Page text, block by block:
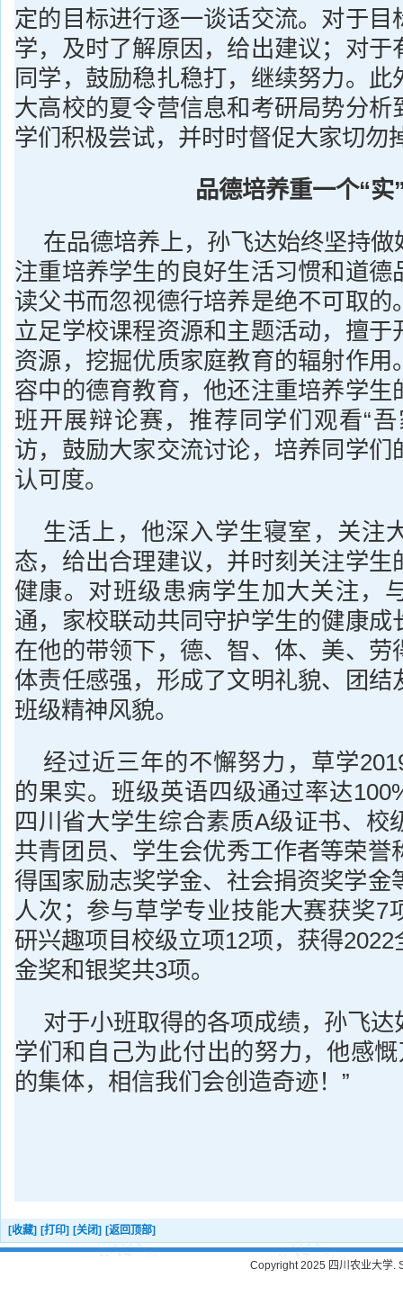
定的目标进行逐一谈话交流。对于目
学，及时了解原因，给出建议；对于
同学，鼓励稳扎稳打，继续努力。此
大高校的夏令营信息和考研局势分析
学们积极尝试，并时时督促大家切勿
品德培养重一个“实
在品德培养上，孙飞达始终坚持
注重培养学生的良好生活习惯和道德
读父书而忽视德行培养是绝不可取的
立足学校课程资源和主题活动，擅于
资源，挖掘优质家庭教育的辐射作用
容中的德育教育，他还注重培养学生
班开展辩论赛，推荐同学们观看“
访，鼓励大家交流讨论，培养同学们
认可度。
生活上，他深入学生寝室，关注
态，给出合理建议，并时刻关注学生
健康。对班级患病学生加大关注，
通，家校联动共同守护学生的健康成
在他的带领下，德、智、体、美、劳
体责任感强，形成了文明礼貌、团结
班级精神风貌。
经过近三年的不懈努力，草学
的果实。班级英语四级通过率达
四川省大学生综合素质A级证书、校
共青团员、学生会优秀工作者等荣誉
得国家励志奖学金、社会捐资奖学金
人次；参与草学专业技能大赛获奖7
研兴趣项目校级立项12项，获得
金奖和银奖共3项。
对于小班取得的各项成绩，孙飞
学们和自己为此付出的努力，他感
的集体，相信我们会创造奇迹！”
[收藏] [打印] [关闭] [返回顶部]
Copyright 2025 四川农业大学.